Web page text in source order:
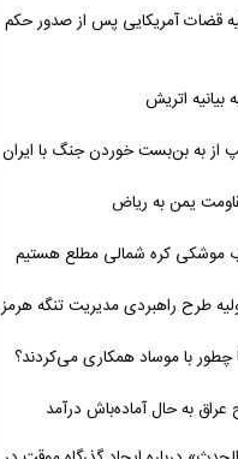
قضات آمریکایی پس از صدور حکم
بیانیه اتریش
از به بن‌بست خوردن جنگ با ایران
یمن به ریاض
موشکی کره شمالی مطلع هستیم
طرح راهبردی مدیریت تنگه هرمز
چطور با موساد همکاری می‌کردند؟
به حال آماده‌باش درآمد